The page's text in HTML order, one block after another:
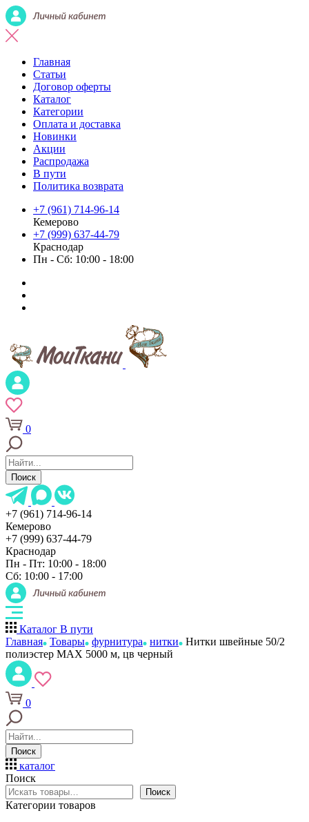
Главная
Статьи
Договор оферты
Каталог
Категории
Оплата и доставка
Новинки
Акции
Распродажа
В пути
Политика возврата
+7 (961) 714-96-14
Кемерово
+7 (999) 637-44-79
Краснодар
Пн - Сб: 10:00 - 18:00
0
Поиск
+7 (961) 714-96-14
Кемерово
+7 (999) 637-44-79
Краснодар
Пн - Пт: 10:00 - 18:00
Сб: 10:00 - 17:00
Каталог В пути
Главная Товары фурнитура нитки
Нитки швейные 50/2
полиэстер MAX 5000 м, цв черный
0
Поиск
каталог
Поиск
Поиск
Категории товаров